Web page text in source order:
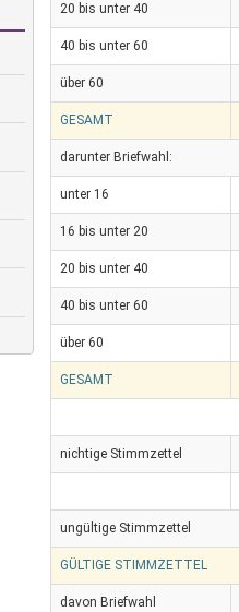
20 bis unter 40
40 bis unter 60
über 60
GESAMT
darunter Briefwahl:
unter 16
16 bis unter 20
20 bis unter 40
40 bis unter 60
über 60
GESAMT
nichtige Stimmzettel
ungültige Stimmzettel
GÜLTIGE STIMMZETTEL
davon Briefwahl